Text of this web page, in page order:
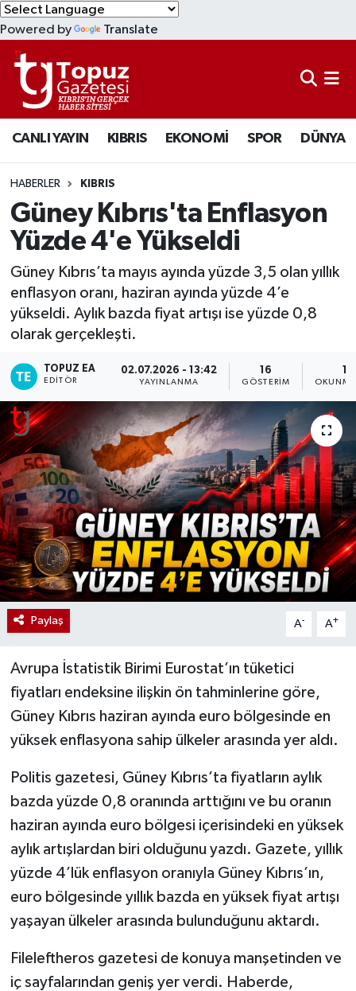
Powered by Translate
CANLI YAYIN KIBRIS EKONOMİ SPOR DÜNYA
HABERLER KIBRIS
Güney Kıbrıs'ta Enflasyon
Yüzde 4'e Yükseldi
Güney Kıbrıs’ta mayıs ayında yüzde 3,5 olan yıllık
enflasyon oranı, haziran ayında yüzde 4’e
yükseldi. Aylık bazda fiyat artışı ise yüzde 0,8
olarak gerçekleşti.
TOPUZ EA
EDITÖR
02.07.2026 - 13:42
YAYINLANMA
16
GÖSTERIM
Paylaş A- A+
Avrupa İstatistik Birimi Eurostat’ın tüketici
fiyatları endeksine ilişkin ön tahminlerine göre,
Güney Kıbrıs haziran ayında euro bölgesinde en
yüksek enflasyona sahip ülkeler arasında yer aldı.
Politis gazetesi, Güney Kıbrıs’ta fiyatların aylık
bazda yüzde 0,8 oranında arttığını ve bu oranın
haziran ayında euro bölgesi içerisindeki en yüksek
aylık artışlardan biri olduğunu yazdı. Gazete, yıllık
yüzde 4’lük enflasyon oranıyla Güney Kıbrıs’ın,
euro bölgesinde yıllık bazda en yüksek fiyat artışı
yaşayan ülkeler arasında bulunduğunu aktardı.
Fileleftheros gazetesi de konuya manşetinden ve
iç sayfalarından geniş yer verdi. Haberde,
KIBRIS
DÜNYA
EKONOMİ
MAGAZİN
SAĞLIK
SPOR
TEKNOLOJİ
TÜRKİYE
Lefkoşa Nöbetçi Eczaneler
Lefkoşa Hava Durumu
Lefkoşa Trafik Yoğunluk Haritası
Süper Lig Puan Durumu ve Fikstür
Tüm Manşetler
Son Dakika Haberleri
Haber Arşivi